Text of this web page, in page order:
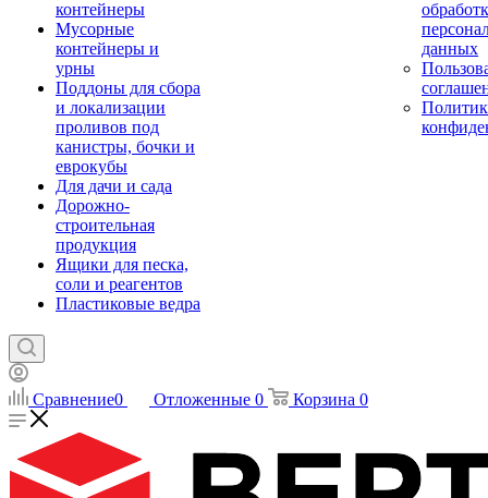
контейнеры
Мусорные
контейнеры и
урны
Поддоны для сбора
и локализации
проливов под
канистры, бочки и
еврокубы
Для дачи и сада
Дорожно-
строительная
продукция
Ящики для песка,
соли и реагентов
Пластиковые ведра
данных
Сравнение0 Отложенные 0 Корзина 0